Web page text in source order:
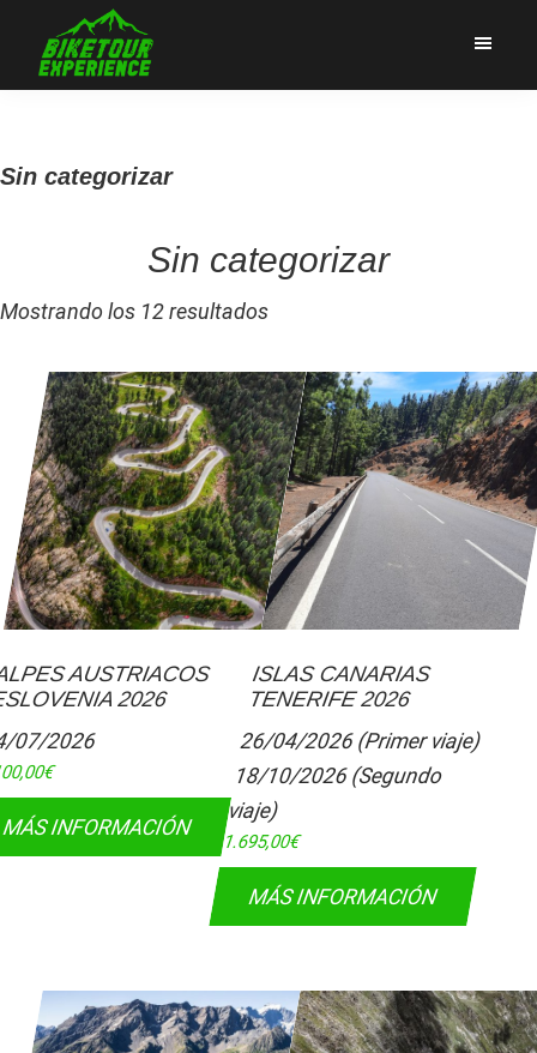
la
contenido
Bike
Rutas
Sin categorizar
Sin categorizar
Mostrando los 12 resultados
AUSTRIACOS
2026
07/2026
€
MÁS INFORMACIÓN
ISLAS CANARIAS
TENERIFE 2026
26/04/2026 (Primer viaje)
18/10/2026 (Segundo
viaje)
1.695,00€
MÁS INFORMACIÓN